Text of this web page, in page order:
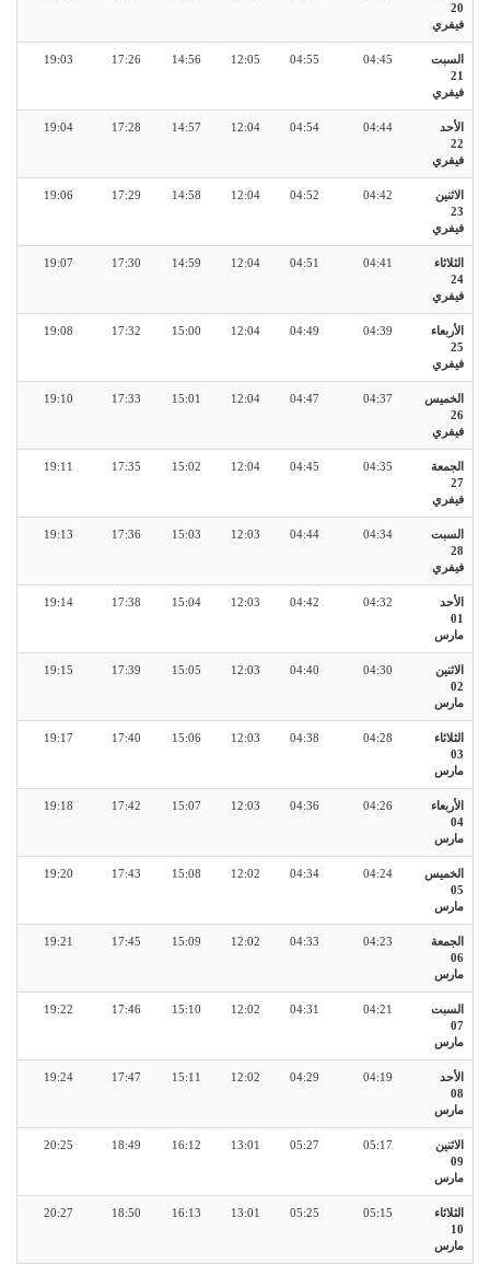
20
فيفري
السبت
21
فيفري
04:45
04:55
12:05
14:56
17:26
19:03
الأحد
22
فيفري
04:44
04:54
12:04
14:57
17:28
19:04
الاثنين
23
فيفري
04:42
04:52
12:04
14:58
17:29
19:06
الثلاثاء
24
فيفري
04:41
04:51
12:04
14:59
17:30
19:07
الأربعاء
25
فيفري
04:39
04:49
12:04
15:00
17:32
19:08
الخميس
26
فيفري
04:37
04:47
12:04
15:01
17:33
19:10
الجمعة
27
فيفري
04:35
04:45
12:04
15:02
17:35
19:11
السبت
28
فيفري
04:34
04:44
12:03
15:03
17:36
19:13
الأحد
01
مارس
04:32
04:42
12:03
15:04
17:38
19:14
الاثنين
02
مارس
04:30
04:40
12:03
15:05
17:39
19:15
الثلاثاء
03
مارس
04:28
04:38
12:03
15:06
17:40
19:17
الأربعاء
04
مارس
04:26
04:36
12:03
15:07
17:42
19:18
الخميس
05
مارس
04:24
04:34
12:02
15:08
17:43
19:20
الجمعة
06
مارس
04:23
04:33
12:02
15:09
17:45
19:21
السبت
07
مارس
04:21
04:31
12:02
15:10
17:46
19:22
الأحد
08
مارس
04:19
04:29
12:02
15:11
17:47
19:24
الاثنين
09
مارس
05:17
05:27
13:01
16:12
18:49
20:25
الثلاثاء
10
مارس
05:15
05:25
13:01
16:13
18:50
20:27